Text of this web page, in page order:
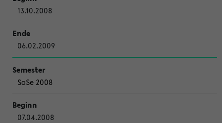
13.10.2008
06.02.2009
SoSe 2008
07.04.2008